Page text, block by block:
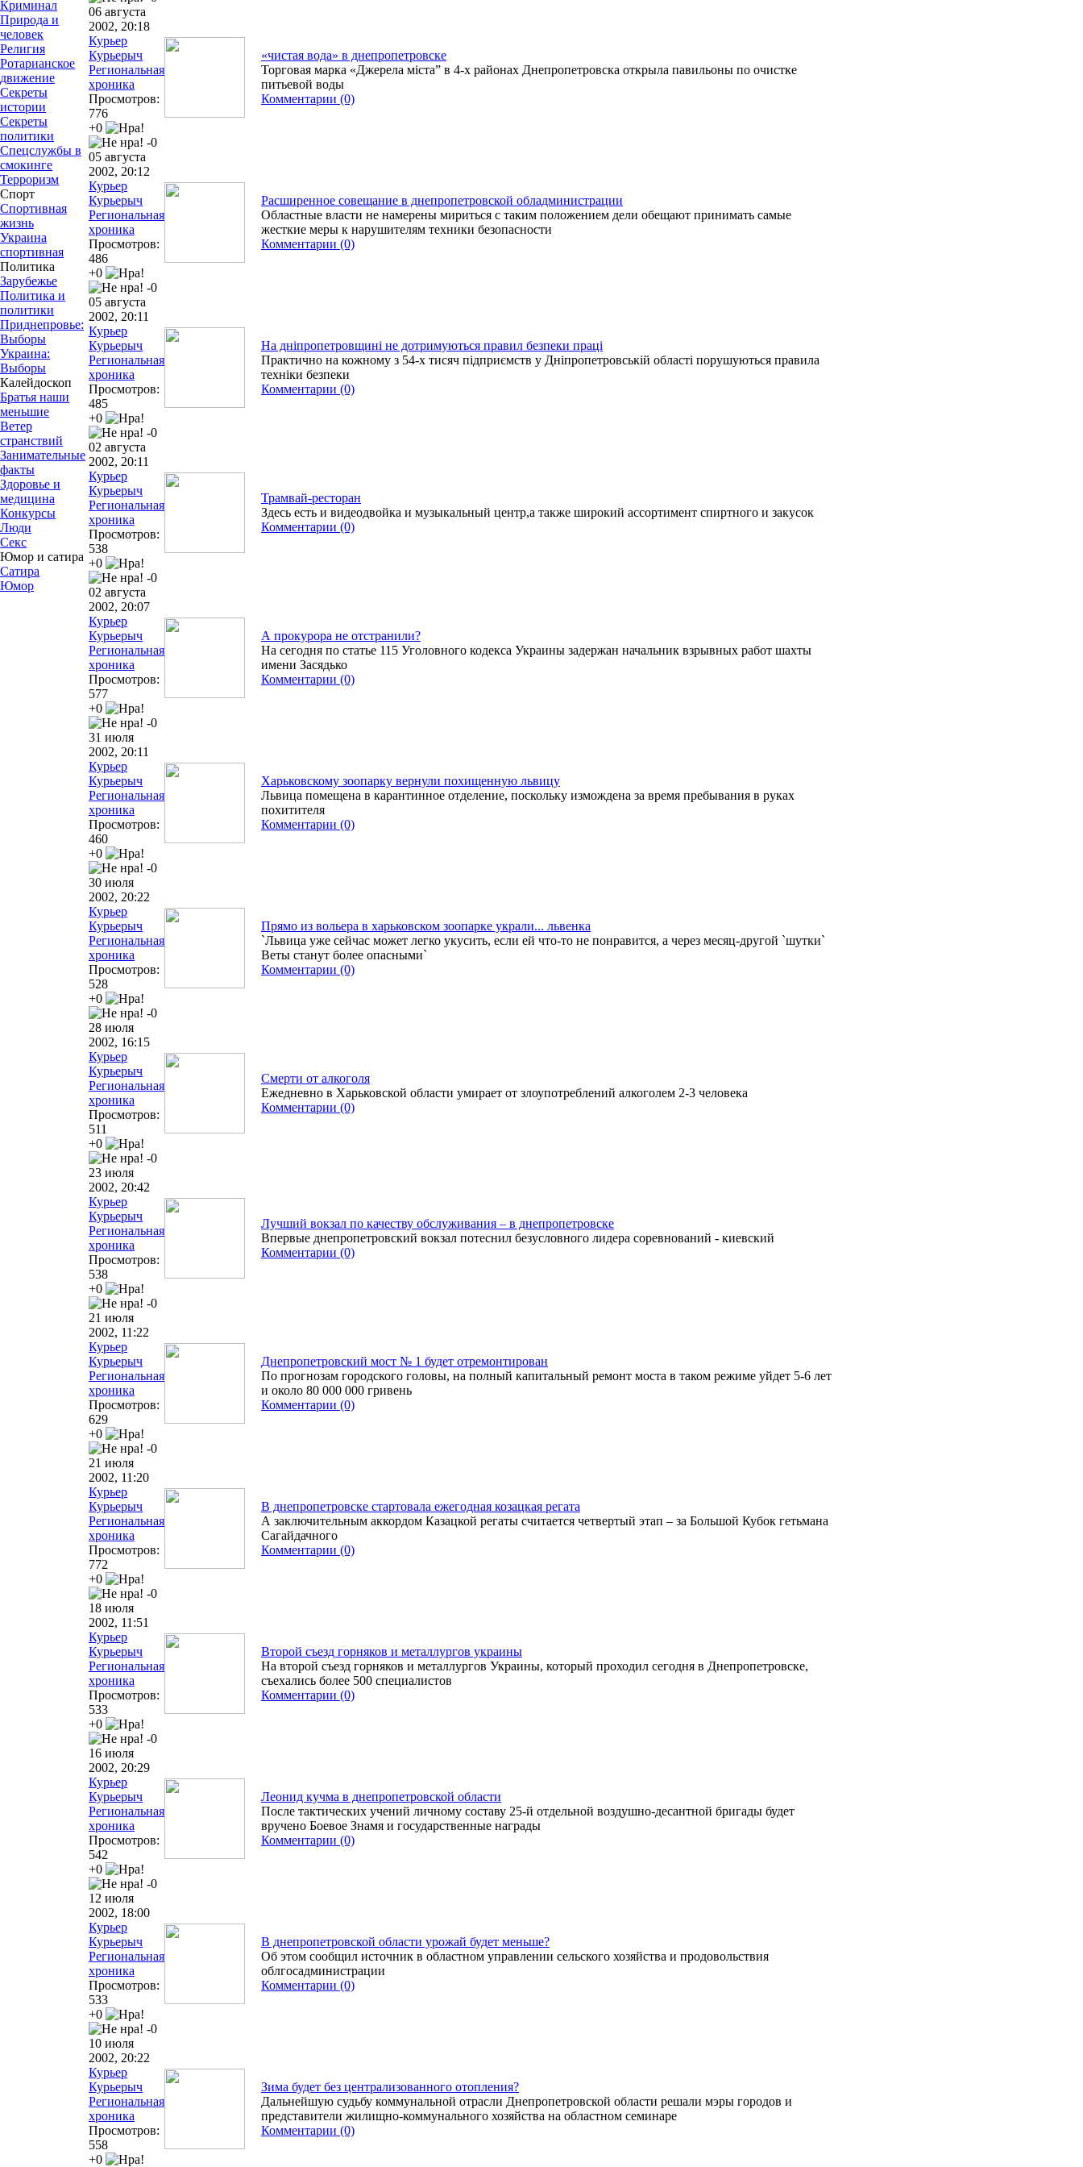
Криминал
Природа и
человек
Религия
Ротарианское
движение
Секреты
истории
Секреты
политики
Спецслужбы в
смокинге
Терроризм
Спорт
Спортивная
жизнь
Украина
спортивная
Политика
Зарубежье
Политика и
политики
Приднепровье:
Выборы
Украина:
Выборы
Калейдоскоп
Братья наши
меньшие
Ветер
странствий
Занимательные
факты
Здоровье и
медицина
Конкурсы
Люди
Секс
Юмор и сатира
Сатира
Юмор
06 августа
2002, 20:18
Курьер
Курьерыч
Региональная
хроника
Просмотров:
776
+0
-0
«чистая вода» в днепропетровске
Торговая марка «Джерела міста” в 4-х районах Днепропетровска открыла павильоны по очистке
питьевой воды
Комментарии (0)
05 августа
2002, 20:12
Курьер
Курьерыч
Региональная
хроника
Просмотров:
486
+0
-0
Расширенное совещание в днепропетровской обладминистрации
Областные власти не намерены мириться с таким положением дели обещают принимать самые
жесткие меры к нарушителям техники безопасности
Комментарии (0)
05 августа
2002, 20:11
Курьер
Курьерыч
Региональная
хроника
Просмотров:
485
+0
-0
На дніпропетровщині не дотримуються правил безпеки праці
Практично на кожному з 54-х тисяч підприємств у Дніпропетровській області порушуються правила
техніки безпеки
Комментарии (0)
02 августа
2002, 20:11
Курьер
Курьерыч
Региональная
хроника
Просмотров:
538
+0
-0
Трамвай-ресторан
Здесь есть и видеодвойка и музыкальный центр,а также широкий ассортимент спиртного и закусок
Комментарии (0)
02 августа
2002, 20:07
Курьер
Курьерыч
Региональная
хроника
Просмотров:
577
+0
-0
А прокурора не отстранили?
На сегодня по статье 115 Уголовного кодекса Украины задержан начальник взрывных работ шахты
имени Засядько
Комментарии (0)
31 июля
2002, 20:11
Курьер
Курьерыч
Региональная
хроника
Просмотров:
460
+0
-0
Харьковскому зоопарку вернули похищенную львицу
Львица помещена в карантинное отделение, поскольку измождена за время пребывания в руках
похитителя
Комментарии (0)
30 июля
2002, 20:22
Курьер
Курьерыч
Региональная
хроника
Просмотров:
528
+0
-0
Прямо из вольера в харьковском зоопарке украли... львенка
`Львица уже сейчас может легко укусить, если ей что-то не понравится, а через месяц-другой `шутки`
Веты станут более опасными`
Комментарии (0)
28 июля
2002, 16:15
Курьер
Курьерыч
Региональная
хроника
Просмотров:
511
+0
-0
Смерти от алкоголя
Ежедневно в Харьковской области умирает от злоупотреблений алкоголем 2-3 человека
Комментарии (0)
23 июля
2002, 20:42
Курьер
Курьерыч
Региональная
хроника
Просмотров:
538
+0
-0
Лучший вокзал по качеству обслуживания – в днепропетровске
Впервые днепропетровский вокзал потеснил безусловного лидера соревнований - киевский
Комментарии (0)
21 июля
2002, 11:22
Курьер
Курьерыч
Региональная
хроника
Просмотров:
629
+0
-0
Днепропетровский мост № 1 будет отремонтирован
По прогнозам городского головы, на полный капитальный ремонт моста в таком режиме уйдет 5-6 лет
и около 80 000 000 гривень
Комментарии (0)
21 июля
2002, 11:20
Курьер
Курьерыч
Региональная
хроника
Просмотров:
772
+0
-0
В днепропетровске стартовала ежегодная козацкая регата
А заключительным аккордом Казацкой регаты считается четвертый этап – за Большой Кубок гетьмана
Сагайдачного
Комментарии (0)
18 июля
2002, 11:51
Курьер
Курьерыч
Региональная
хроника
Просмотров:
533
+0
-0
Второй съезд горняков и металлургов украины
На второй съезд горняков и металлургов Украины, который проходил сегодня в Днепропетровске,
съехались более 500 специалистов
Комментарии (0)
16 июля
2002, 20:29
Курьер
Курьерыч
Региональная
хроника
Просмотров:
542
+0
-0
Леонид кучма в днепропетровской области
После тактических учений личному составу 25-й отдельной воздушно-десантной бригады будет
вручено Боевое Знамя и государственные награды
Комментарии (0)
12 июля
2002, 18:00
Курьер
Курьерыч
Региональная
хроника
Просмотров:
533
+0
-0
В днепропетровской области урожай будет меньше?
Об этом сообщил источник в областном управлении сельского хозяйства и продовольствия
облгосадминистрации
Комментарии (0)
10 июля
2002, 20:22
Курьер
Курьерыч
Региональная
хроника
Просмотров:
558
+0
Зима будет без централизованного отопления?
Дальнейшую судьбу коммунальной отрасли Днепропетровской области решали мэры городов и
представители жилищно-коммунального хозяйства на областном семинаре
Комментарии (0)